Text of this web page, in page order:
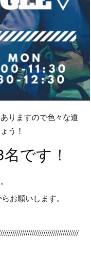
りますので色々な道
う！
です！
お願いします。